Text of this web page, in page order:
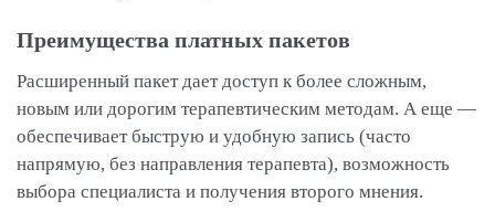
Преимущества платных пакетов
Расширенный пакет дает доступ к более сложным,
новым или дорогим терапевтическим методам. А еще —
обеспечивает быструю и удобную запись (часто
напрямую, без направления терапевта), возможность
выбора специалиста и получения второго мнения.